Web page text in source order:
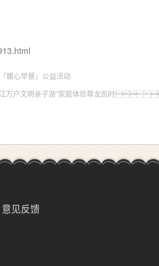
暖心早餐』公益活动
江万户文明亲子游”家庭体验尊龙凯时
意见反馈